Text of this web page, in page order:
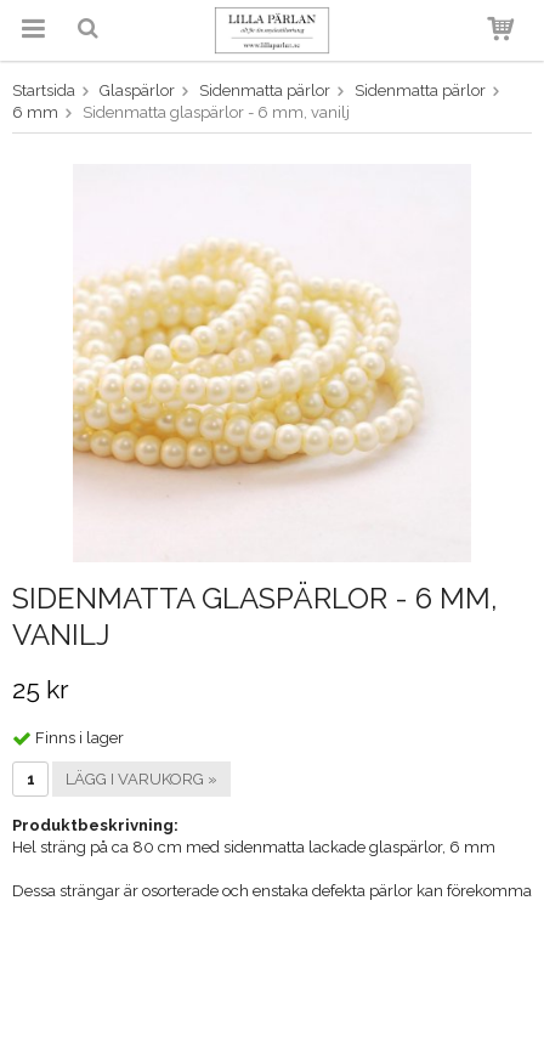
Produkten har blivit tillagd i
varukorgen
Startsida Glaspärlor Sidenmatta pärlor
Sidenmatta pärlor
6 mm
Sidenmatta glaspärlor - 6 mm, vanilj
SIDENMATTA GLASPÄRLOR - 6 MM,
VANILJ
25 kr
Finns i lager
LÄGG I VARUKORG »
Produktbeskrivning:
Hel sträng på ca 80 cm med sidenmatta lackade glaspärlor, 6 mm
Dessa strängar är osorterade och enstaka defekta pärlor kan förekomma